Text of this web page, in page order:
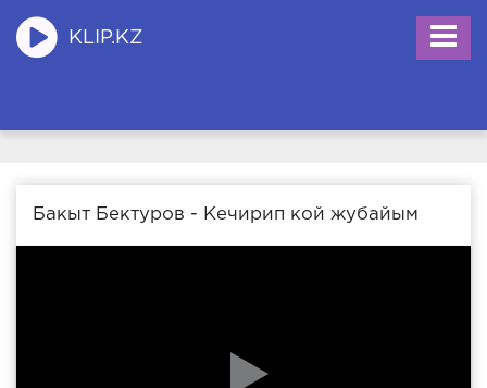
KLIP.KZ
Бакыт Бектуров - Кечирип кой жубайым